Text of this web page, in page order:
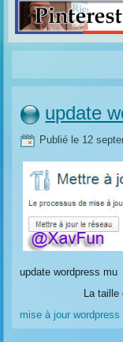
update
Publié le 12
update wordpress mu
La taille
mise à jour wordpress